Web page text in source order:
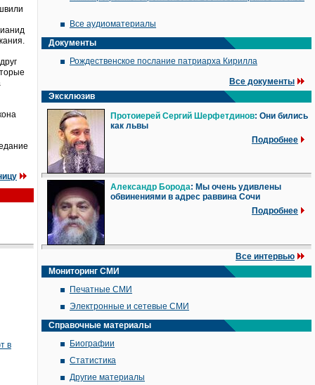
в
Все аудиоматериалы
Документы
Рождественское послание патриарха Кирилла
Все документы
Эксклюзив
Протоиерей Сергий Шерфетдинов: Они бились
как львы
Подробнее
Александр Борода: Мы очень удивлены
обвинениями в адрес раввина Сочи
Подробнее
Все интервью
Мониторинг СМИ
Печатные СМИ
Электронные и сетевые СМИ
Справочные материалы
Биографии
Статистика
Другие материалы